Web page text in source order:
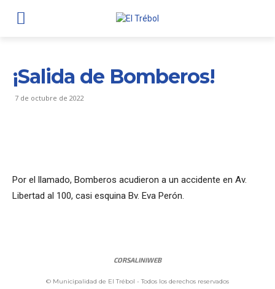
¡Salida de Bomberos!
7 de octubre de 2022
Por el llamado, Bomberos acudieron a un accidente en Av.
Libertad al 100, casi esquina Bv. Eva Perón.
CORSALINIWEB
© Municipalidad de El Trébol - Todos los derechos reservados